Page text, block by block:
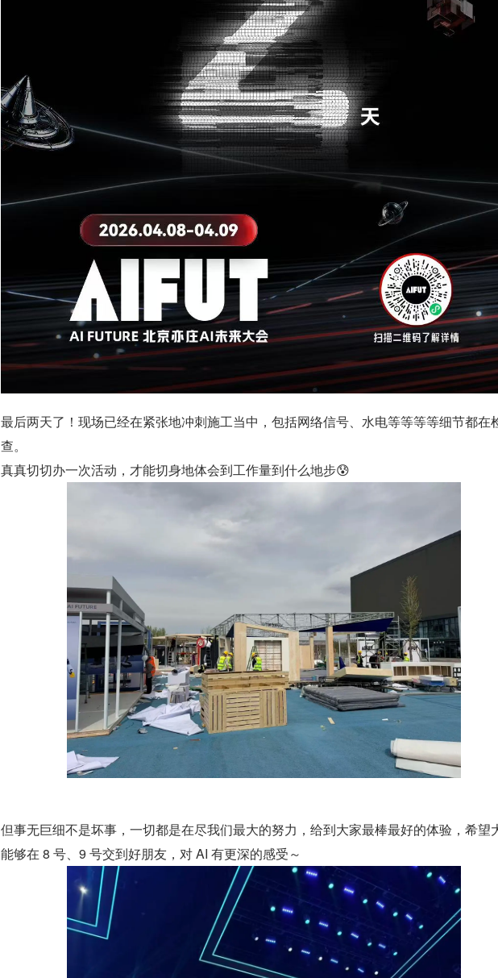
最后两天了！现场已经在紧张地冲刺施工当中，包括网络信号、水电等等等等细节都在
查。
真真切切办一次活动，才能切身地体会到工作量到什么地步😰
但事无巨细不是坏事，一切都是在尽我们最大的努力，给到大家最棒最好的体验，希望
能够在 8 号、9 号交到好朋友，对 AI 有更深的感受～